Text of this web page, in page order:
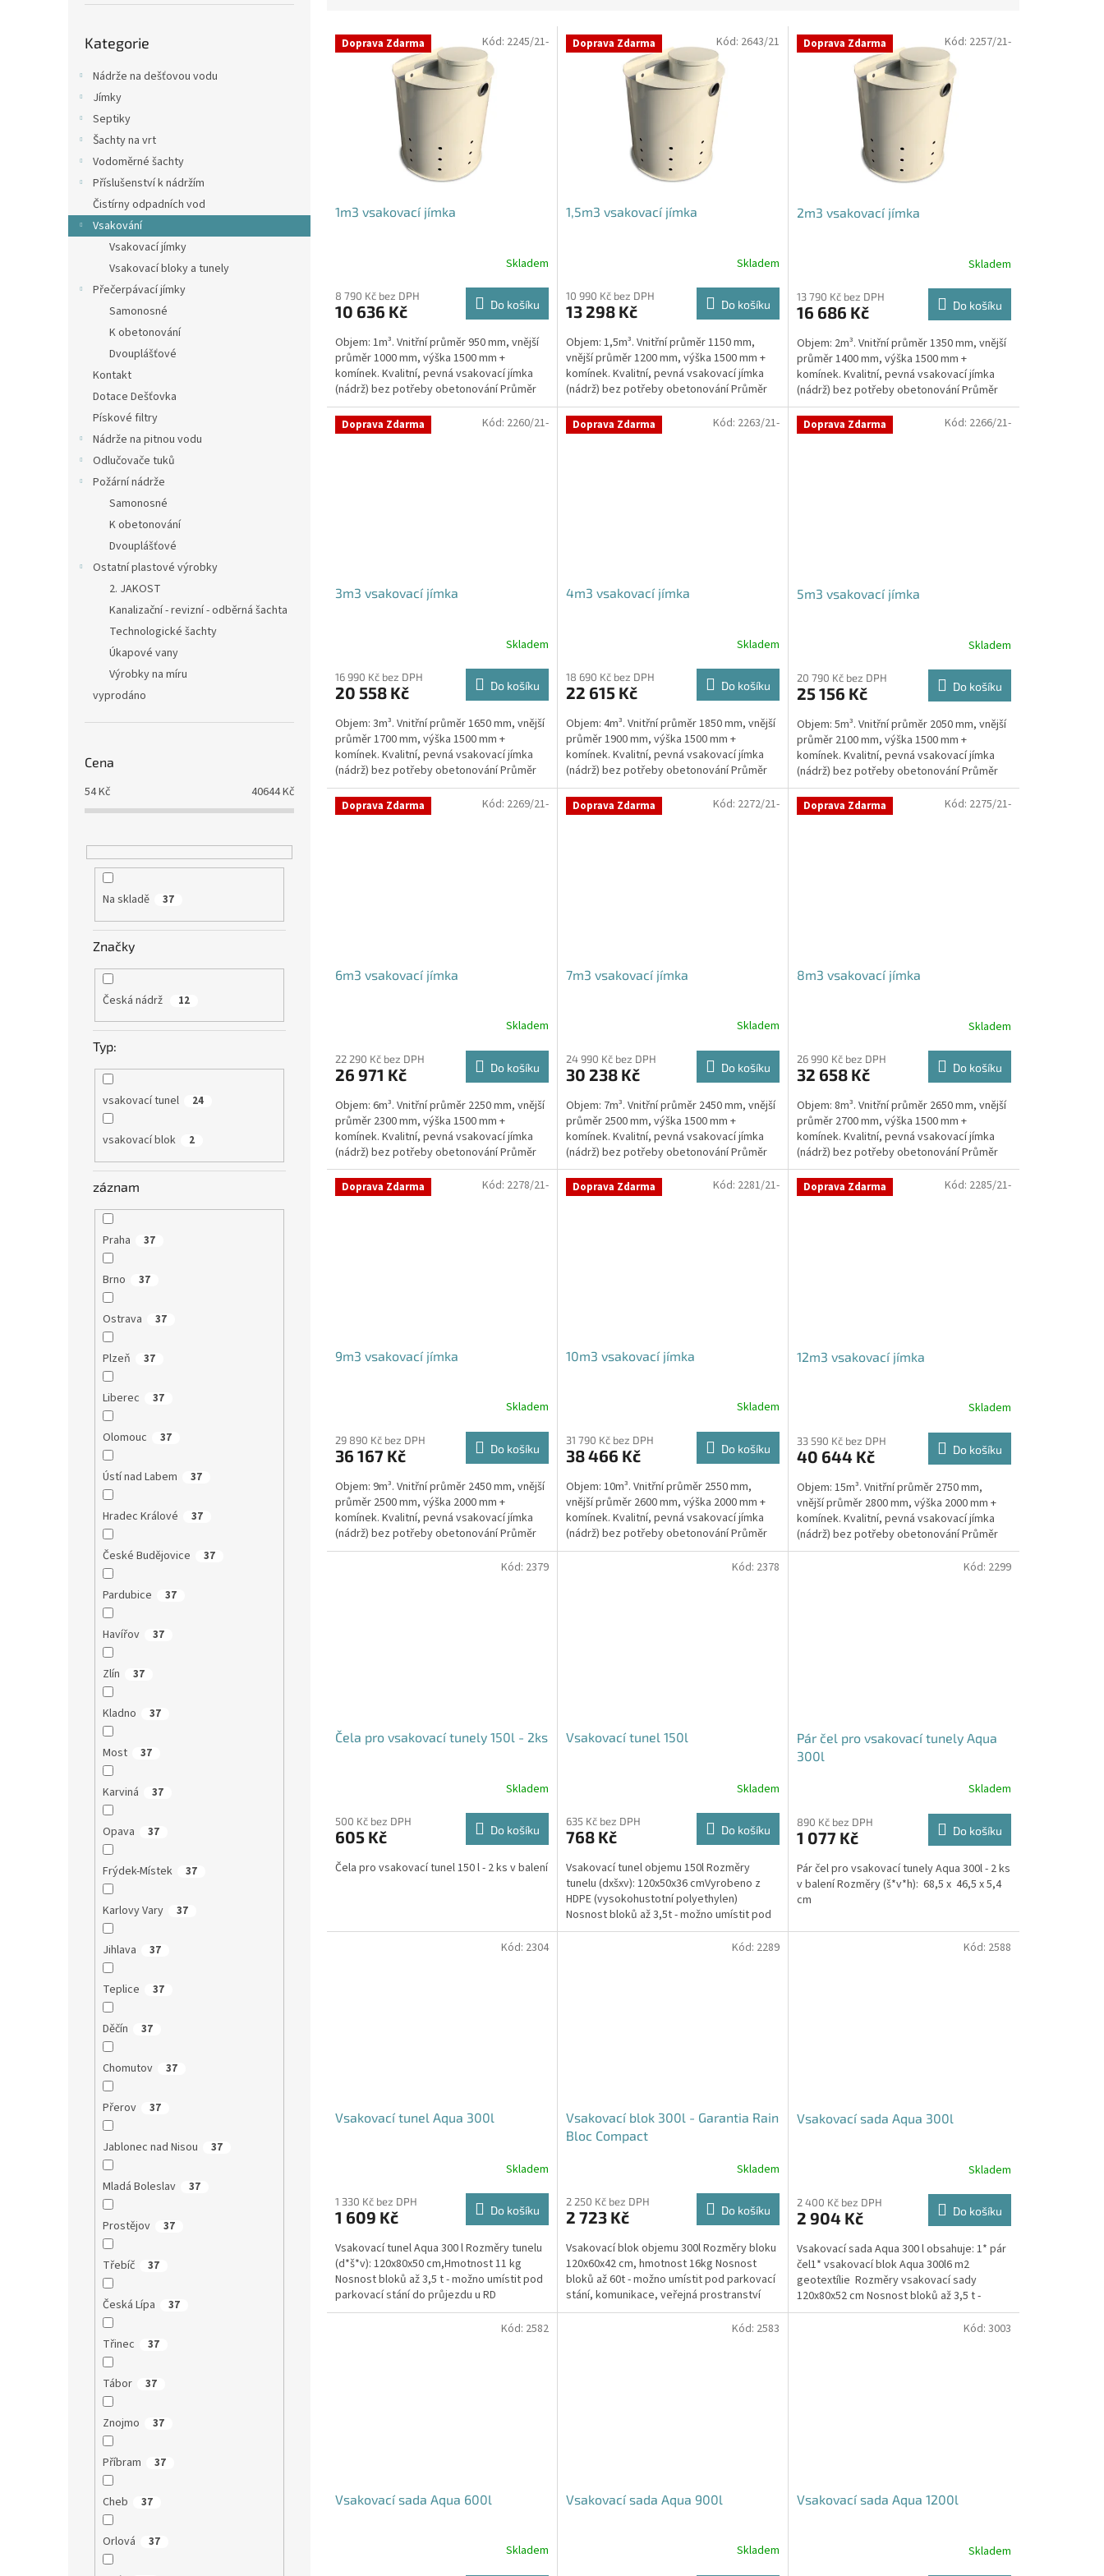
kategorie
Kategorie
Nádrže na dešťovou vodu
Jímky
Septiky
Šachty na vrt
Vodoměrné šachty
Příslušenství k nádržím
Čistírny odpadních vod
Vsakování
Vsakovací jímky
Vsakovací bloky a tunely
Přečerpávací jímky
Samonosné
K obetonování
Dvouplášťové
Kontakt
Dotace Dešťovka
Pískové filtry
Nádrže na pitnou vodu
Odlučovače tuků
Požární nádrže
Samonosné
K obetonování
Dvouplášťové
Ostatní plastové výrobky
2. JAKOST
Kanalizační - revizní - odběrná šachta
Technologické šachty
Úkapové vany
Výrobky na míru
vyprodáno
Cena
54Kč 40644Kč
Na skladě 37
Značky
Česká nádrž 12
Typ:
vsakovací tunel 24
vsakovací blok 2
záznam
Praha 37
Brno 37
Ostrava 37
Plzeň 37
Liberec 37
Olomouc 37
Ústí nad Labem 37
Hradec Králové 37
České Budějovice 37
Pardubice 37
Havířov 37
Zlín 37
Kladno 37
Most 37
Karviná 37
Opava 37
Frýdek-Místek 37
Karlovy Vary 37
Jihlava 37
Teplice 37
Děčín 37
Chomutov 37
Přerov 37
Jablonec nad Nisou 37
Mladá Boleslav 37
Prostějov 37
Třebíč 37
Česká Lípa 37
Třinec 37
Tábor 37
Znojmo 37
Příbram 37
Cheb 37
Orlová 37
nV Doprava Zdarma
1m3 vsakovací jímka
produktu
je
z
5
hvězdiček.
Skladem
8 790 Kč bez DPH
10 636 Kč Do košíku
Objem: 1m³. Vnitřní průměr 950 mm, vnější
průměr 1000 mm, výška 1500 mm +
komínek. Kvalitní, pevná vsakovací jímka
(nádrž) bez potřeby obetonování Průměr
přítoku a odtoku +...
Kód: 2245/21- Doprava Zdarma
1,5m3 vsakovací jímka
Skladem
10 990 Kč bez DPH
13 298 Kč Do košíku
Objem: 1,5m³. Vnitřní průměr 1150 mm,
vnější průměr 1200 mm, výška 1500 mm +
komínek. Kvalitní, pevná vsakovací jímka
(nádrž) bez potřeby obetonování Průměr
přítoku a odtoku +...
Kód: 2643/21 Doprava Zdarma
2m3 vsakovací jímka
produktu
je
z
5
hvězdiček.
Skladem
13 790 Kč bez DPH
16 686 Kč Do košíku
Objem: 2m³. Vnitřní průměr 1350 mm, vnější
průměr 1400 mm, výška 1500 mm +
komínek. Kvalitní, pevná vsakovací jímka
(nádrž) bez potřeby obetonování Průměr
přítoku a odtoku +...
Kód: 2257/21-
Doprava Zdarma
3m3 vsakovací jímka
Skladem
16 990 Kč bez DPH
20 558 Kč Do košíku
Objem: 3m³. Vnitřní průměr 1650 mm, vnější
průměr 1700 mm, výška 1500 mm +
komínek. Kvalitní, pevná vsakovací jímka
(nádrž) bez potřeby obetonování Průměr
přítoku a odtoku +...
Kód: 2260/21- Doprava Zdarma
4m3 vsakovací jímka
Skladem
18 690 Kč bez DPH
22 615 Kč Do košíku
Objem: 4m³. Vnitřní průměr 1850 mm, vnější
průměr 1900 mm, výška 1500 mm +
komínek. Kvalitní, pevná vsakovací jímka
(nádrž) bez potřeby obetonování Průměr
přítoku a odtoku +...
Kód: 2263/21- Doprava Zdarma
5m3 vsakovací jímka
produktu
je
z
5
hvězdiček.
Skladem
20 790 Kč bez DPH
25 156 Kč Do košíku
Objem: 5m³. Vnitřní průměr 2050 mm, vnější
průměr 2100 mm, výška 1500 mm +
komínek. Kvalitní, pevná vsakovací jímka
(nádrž) bez potřeby obetonování Průměr
přítoku a odtoku +...
Kód: 2266/21-
Doprava Zdarma
6m3 vsakovací jímka
Skladem
22 290 Kč bez DPH
26 971 Kč Do košíku
Objem: 6m³. Vnitřní průměr 2250 mm, vnější
průměr 2300 mm, výška 1500 mm +
komínek. Kvalitní, pevná vsakovací jímka
(nádrž) bez potřeby obetonování Průměr
přítoku a odtoku +...
Kód: 2269/21- Doprava Zdarma
7m3 vsakovací jímka
Skladem
24 990 Kč bez DPH
30 238 Kč Do košíku
Objem: 7m³. Vnitřní průměr 2450 mm, vnější
průměr 2500 mm, výška 1500 mm +
komínek. Kvalitní, pevná vsakovací jímka
(nádrž) bez potřeby obetonování Průměr
přítoku a odtoku +...
Kód: 2272/21- Doprava Zdarma
8m3 vsakovací jímka
Skladem
26 990 Kč bez DPH
32 658 Kč Do košíku
Objem: 8m³. Vnitřní průměr 2650 mm, vnější
průměr 2700 mm, výška 1500 mm +
komínek. Kvalitní, pevná vsakovací jímka
(nádrž) bez potřeby obetonování Průměr
přítoku a odtoku +...
Kód: 2275/21-
Doprava Zdarma
9m3 vsakovací jímka
Skladem
29 890 Kč bez DPH
36 167 Kč Do košíku
Objem: 9m³. Vnitřní průměr 2450 mm, vnější
průměr 2500 mm, výška 2000 mm +
komínek. Kvalitní, pevná vsakovací jímka
(nádrž) bez potřeby obetonování Průměr
přítoku a odtoku +...
Kód: 2278/21- Doprava Zdarma
10m3 vsakovací jímka
produktu
je
z
5
hvězdiček.
Skladem
31 790 Kč bez DPH
38 466 Kč Do košíku
Objem: 10m³. Vnitřní průměr 2550 mm,
vnější průměr 2600 mm, výška 2000 mm +
komínek. Kvalitní, pevná vsakovací jímka
(nádrž) bez potřeby obetonování Průměr
přítoku a odtoku +...
Kód: 2281/21- Doprava Zdarma
12m3 vsakovací jímka
produktu
je
z
5
hvězdiček.
Skladem
33 590 Kč bez DPH
40 644 Kč Do košíku
Objem: 15m³. Vnitřní průměr 2750 mm,
vnější průměr 2800 mm, výška 2000 mm +
komínek. Kvalitní, pevná vsakovací jímka
(nádrž) bez potřeby obetonování Průměr
přítoku a odtoku +...
Kód: 2285/21-
Čela pro vsakovací tunely 150l - 2ks
Skladem
500 Kč bez DPH
605 Kč Do košíku
Čela pro vsakovací tunel 150 l - 2 ks v balení
Kód: 2379
Vsakovací tunel 150l
produktu
je
z
5
hvězdiček.
Skladem
635 Kč bez DPH
768 Kč Do košíku
Vsakovací tunel objemu 150l Rozměry
tunelu (dxšxv): 120x50x36 cmVyrobeno z
HDPE (vysokohustotní polyethylen)
Nosnost bloků až 3,5t - možno umístit pod
parkovací stání do...
Kód: 2378
Pár čel pro vsakovací tunely Aqua
300l
Skladem
890 Kč bez DPH
1 077 Kč Do košíku
Pár čel pro vsakovací tunely Aqua 300l - 2 ks
v balení Rozměry (š*v*h): 68,5 x 46,5 x 5,4
cm
Kód: 2299
Vsakovací tunel Aqua 300l
Skladem
1 330 Kč bez DPH
1 609 Kč Do košíku
Vsakovací tunel Aqua 300 l Rozměry tunelu
(d*š*v): 120x80x50 cm,Hmotnost 11 kg
Nosnost bloků až 3,5 t - možno umístit pod
parkovací stání do průjezdu u RD
Kód: 2304
Vsakovací blok 300l - Garantia Rain
Bloc Compact
produktu
je
z
5
hvězdiček.
Skladem
2 250 Kč bez DPH
2 723 Kč Do košíku
Vsakovací blok objemu 300l Rozměry bloku
120x60x42 cm, hmotnost 16kg Nosnost
bloků až 60t - možno umístit pod parkovací
stání, komunikace, veřejná prostranství
Cena včetně...
Kód: 2289
Vsakovací sada Aqua 300l
produktu
je
z
5
hvězdiček.
Skladem
2 400 Kč bez DPH
2 904 Kč Do košíku
Vsakovací sada Aqua 300 l obsahuje: 1* pár
čel1* vsakovací blok Aqua 300l6 m2
geotextílie Rozměry vsakovací sady
120x80x52 cm Nosnost bloků až 3,5 t -
možno umístit pod...
Kód: 2588
Vsakovací sada Aqua 600l
Skladem
Kód: 2582
Vsakovací sada Aqua 900l
Skladem
Kód: 2583
Vsakovací sada Aqua 1200l
Skladem
Kód: 3003